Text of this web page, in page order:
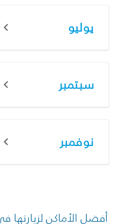
يوليو
سبتمبر
نوفمبر
أفضل الأماكن لزيارتها